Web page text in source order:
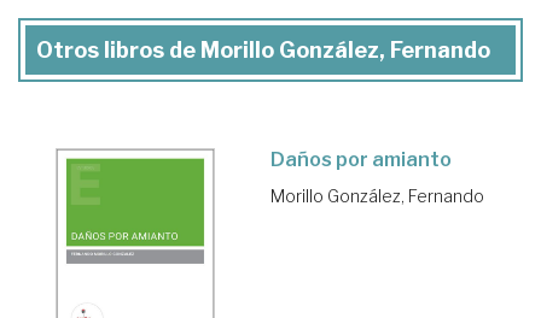
Otros libros de Morillo González, Fernando
Daños por amianto
Morillo González, Fernando